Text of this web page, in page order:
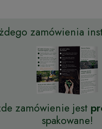
zamówienia
zamówienie jest
spakowane!